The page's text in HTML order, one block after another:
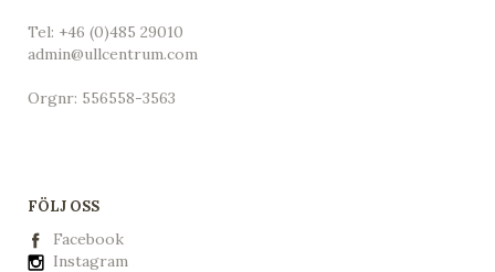
Tel: +46 (0)485 29010
admin@ullcentrum.com
Orgnr: 556558-3563
FÖLJ OSS
Facebook
Instagram